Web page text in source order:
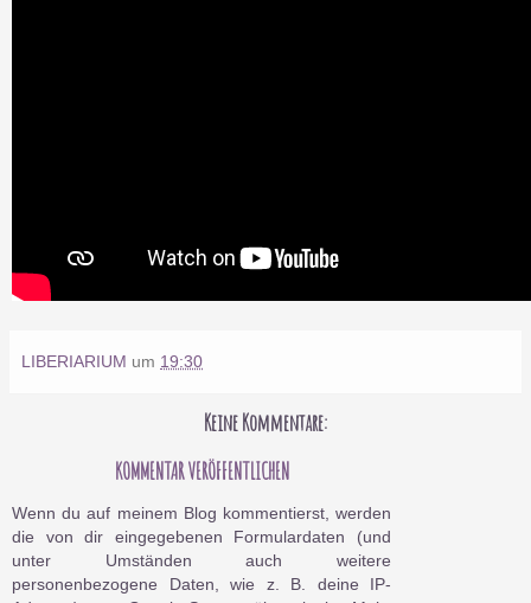
LIBERIARIUM um 19:30
Keine Kommentare:
KOMMENTAR VERÖFFENTLICHEN
Wenn du auf meinem Blog kommentierst, werden
die von dir eingegebenen Formulardaten (und
unter Umständen auch weitere
personenbezogene Daten, wie z. B. deine IP-